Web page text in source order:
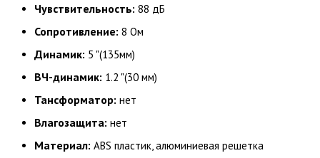
Чувствительность: 88 дБ
Сопротивление: 8 Ом
Динамик: 5 "(135мм)
ВЧ-динамик: 1.2 "(30 мм)
Тансформатор: нет
Влагозащита: нет
Материал: ABS пластик, алюминиевая решетка